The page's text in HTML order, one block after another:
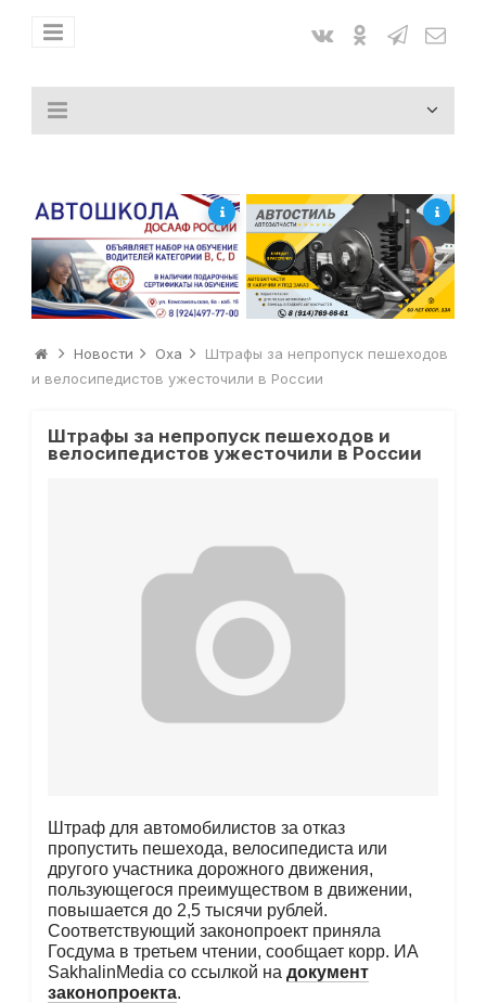
Новости Оха
Штрафы за непропуск пешеходов
и велосипедистов ужесточили в России
Штрафы за непропуск пешеходов и
велосипедистов ужесточили в России
Штраф для автомобилистов за отказ
пропустить пешехода, велосипедиста или
другого участника дорожного движения,
пользующегося преимуществом в движении,
повышается до 2,5 тысячи рублей.
Соответствующий законопроект приняла
Госдума в третьем чтении, сообщает корр. ИА
SakhalinMedia со ссылкой на документ
законопроекта.